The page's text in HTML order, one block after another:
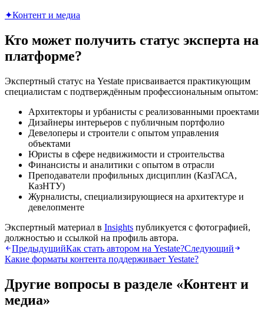
✦Контент и медиа
Кто может получить статус эксперта на
платформе?
Экспертный статус на Yestate присваивается практикующим
специалистам с подтверждённым профессиональным опытом:
Архитекторы и урбанисты с реализованными проектами
Дизайнеры интерьеров с публичным портфолио
Девелоперы и строители с опытом управления
объектами
Юристы в сфере недвижимости и строительства
Финансисты и аналитики с опытом в отрасли
Преподаватели профильных дисциплин (КазГАСА,
КазНТУ)
Журналисты, специализирующиеся на архитектуре и
девелопменте
Экспертный материал в Insights публикуется с фотографией,
должностью и ссылкой на профиль автора.
ПредыдущийКак стать автором на Yestate?Следующий
Какие форматы контента поддерживает Yestate?
Другие вопросы в разделе «Контент и
медиа»